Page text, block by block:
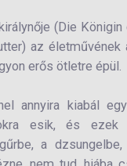
(Die Königin
az életművének
erős ötletre épül.
annyira kiabál
esik, és ezek
a dzsungelbe,